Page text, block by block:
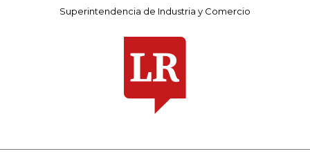
Superintendencia de Industria y Comercio